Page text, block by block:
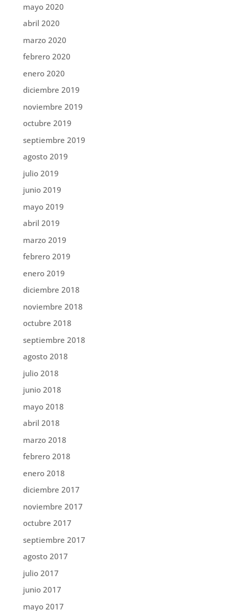
mayo 2020
abril 2020
marzo 2020
febrero 2020
enero 2020
diciembre 2019
noviembre 2019
octubre 2019
septiembre 2019
agosto 2019
julio 2019
junio 2019
mayo 2019
abril 2019
marzo 2019
febrero 2019
enero 2019
diciembre 2018
noviembre 2018
octubre 2018
septiembre 2018
agosto 2018
julio 2018
junio 2018
mayo 2018
abril 2018
marzo 2018
febrero 2018
enero 2018
diciembre 2017
noviembre 2017
octubre 2017
septiembre 2017
agosto 2017
julio 2017
junio 2017
mayo 2017